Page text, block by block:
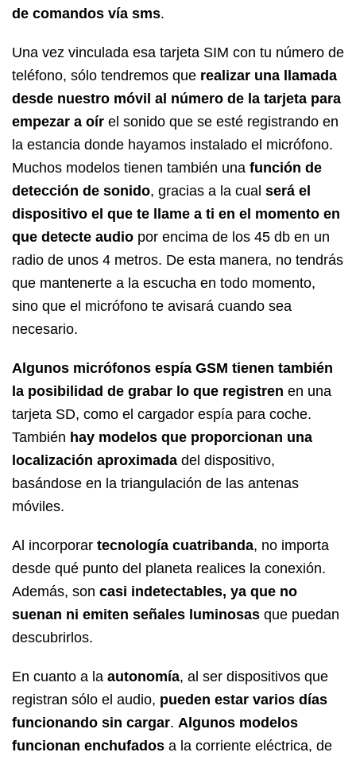
de comandos vía sms.
Una vez vinculada esa tarjeta SIM con tu número de
teléfono, sólo tendremos que realizar una llamada
desde nuestro móvil al número de la tarjeta para
empezar a oír el sonido que se esté registrando en
la estancia donde hayamos instalado el micrófono.
Muchos modelos tienen también una función de
detección de sonido, gracias a la cual será el
dispositivo el que te llame a ti en el momento en
que detecte audio por encima de los 45 db en un
radio de unos 4 metros. De esta manera, no tendrás
que mantenerte a la escucha en todo momento,
sino que el micrófono te avisará cuando sea
necesario.
Algunos micrófonos espía GSM tienen también
la posibilidad de grabar lo que registren en una
tarjeta SD, como el cargador espía para coche.
También hay modelos que proporcionan una
localización aproximada del dispositivo,
basándose en la triangulación de las antenas
móviles.
Al incorporar tecnología cuatribanda, no importa
desde qué punto del planeta realices la conexión.
Además, son casi indetectables, ya que no
suenan ni emiten señales luminosas que puedan
descubrirlos.
En cuanto a la autonomía, al ser dispositivos que
registran sólo el audio, pueden estar varios días
funcionando sin cargar. Algunos modelos
funcionan enchufados a la corriente eléctrica, de